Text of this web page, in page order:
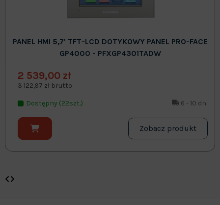
PANEL HMI 5,7' TFT-LCD DOTYKOWY PANEL PRO-FACE
GP4000 - PFXGP4301TADW
2 539,00 zł
3 122,97 zł brutto
Dostępny (22szt.) 6 - 10 dni
Zobacz produkt